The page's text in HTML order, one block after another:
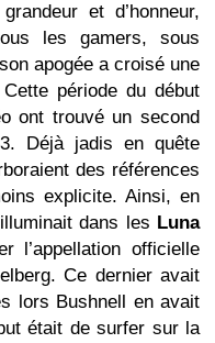
et d’honneur,
les gamers, sous
apogée a croisé une
période du début
ont trouvé un second
Déjà jadis en quête
des références
explicite. Ainsi, en
dans les Luna
l’appellation officielle
Ce dernier avait
lors Bushnell en avait
était de surfer sur la